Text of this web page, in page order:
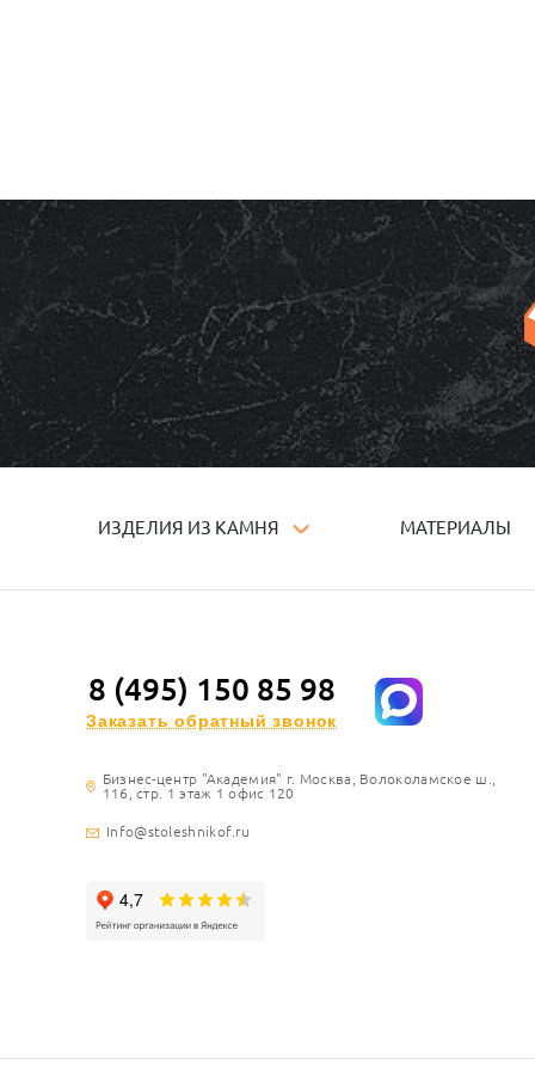
ИЗДЕЛИЯ ИЗ КАМНЯ МАТЕРИАЛЫ
8 (495) 150 85 98
Заказать обратный звонок
Бизнес-центр "Академия" г. Москва, Волоколамское ш.,
116, стр. 1 этаж 1 офис 120
Info@stoleshnikof.ru